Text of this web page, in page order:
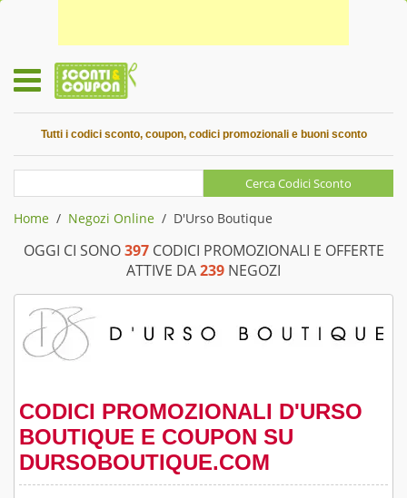
Tutti i codici sconto, coupon, codici promozionali e buoni sconto
Home Negozi Online D'Urso Boutique
OGGI CI SONO397CODICI PROMOZIONALI E OFFERTE
ATTIVE DA239 NEGOZI
CODICI PROMOZIONALI D'URSO
BOUTIQUE E COUPON SU
DURSOBOUTIQUE.COM